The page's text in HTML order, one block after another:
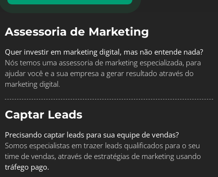
Assessoria de Marketing
Quer investir em marketing digital, mas não entende nada?
Nós temos uma assessoria de marketing especializada, para
ajudar você e a sua empresa a gerar resultado através do
marketing digital.
Captar Leads
Precisando captar leads para sua equipe de vendas?
Somos especialistas em trazer leads qualificados para o seu
time de vendas, através de estratégias de marketing usando
tráfego pago.